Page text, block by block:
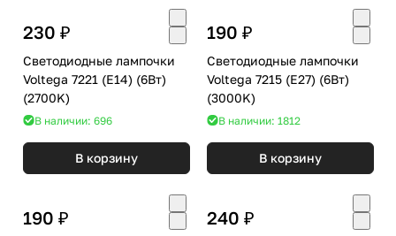
230 ₽
Светодиодные лампочки
Voltega 7221 (E14) (6Вт)
(2700K)
В наличии: 696
В корзину
190 ₽
Светодиодные лампочки
Voltega 7215 (E27) (6Вт)
(3000K)
В наличии: 1812
В корзину
190 ₽ 240 ₽